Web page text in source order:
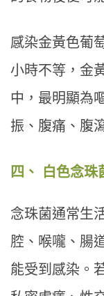
感染金黃色葡
小時不等，金
中，最明顯為
振、腹痛、腹
四、 白色念珠
念珠菌通常生
腔、喉嚨、腸
能受到感染。